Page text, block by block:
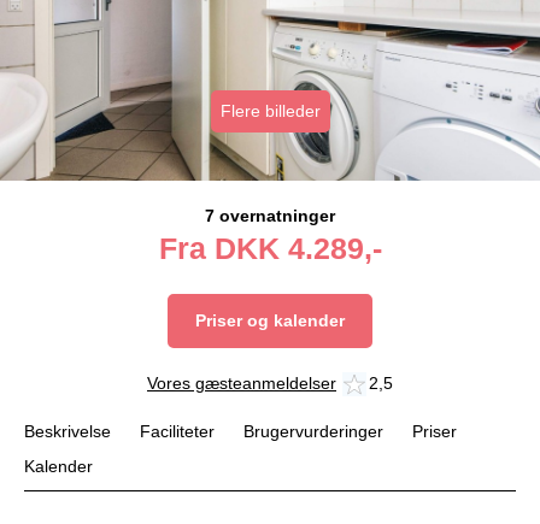
Flere billeder
7 overnatninger
Fra DKK 4.289,-
Priser og kalender
Vores gæsteanmeldelser 2,5
Beskrivelse Faciliteter Brugervurderinger
Priser
Kalender